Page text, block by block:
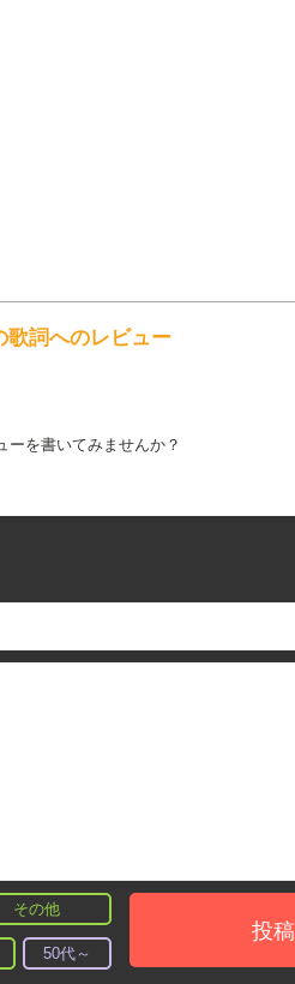
詞へのレビュー
ーを書いてみませんか？
その他
50代～
投稿